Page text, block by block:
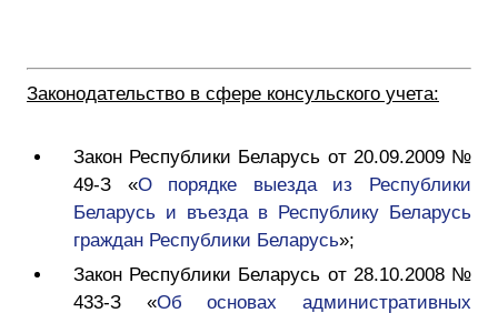
Законодательство в сфере консульского учета:
Закон Республики Беларусь от 20.09.2009 №
49-З «О порядке выезда из Республики
Беларусь и въезда в Республику Беларусь
граждан Республики Беларусь»;
Закон Республики Беларусь от 28.10.2008 №
433-З «Об основах административных